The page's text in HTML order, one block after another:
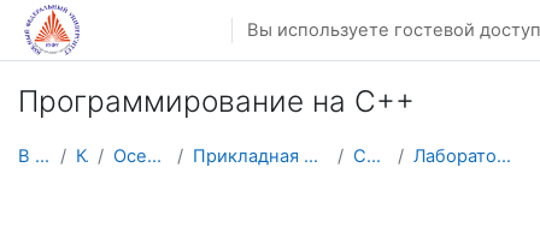
Перейти к основному содержанию
Вы используете гостевой
Программирование на С++
В начало Курсы Осенний семестр Прикладная математика и информатика C++2025/26 Лабораторные работы. Модуль 1